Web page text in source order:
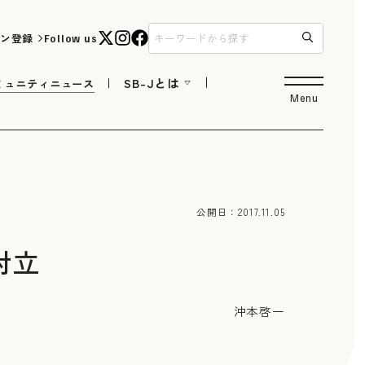
登録 Follow us
ュニティニュース SB-Jとは
Menu
公開日：2017.11.05
立
沖本啓一